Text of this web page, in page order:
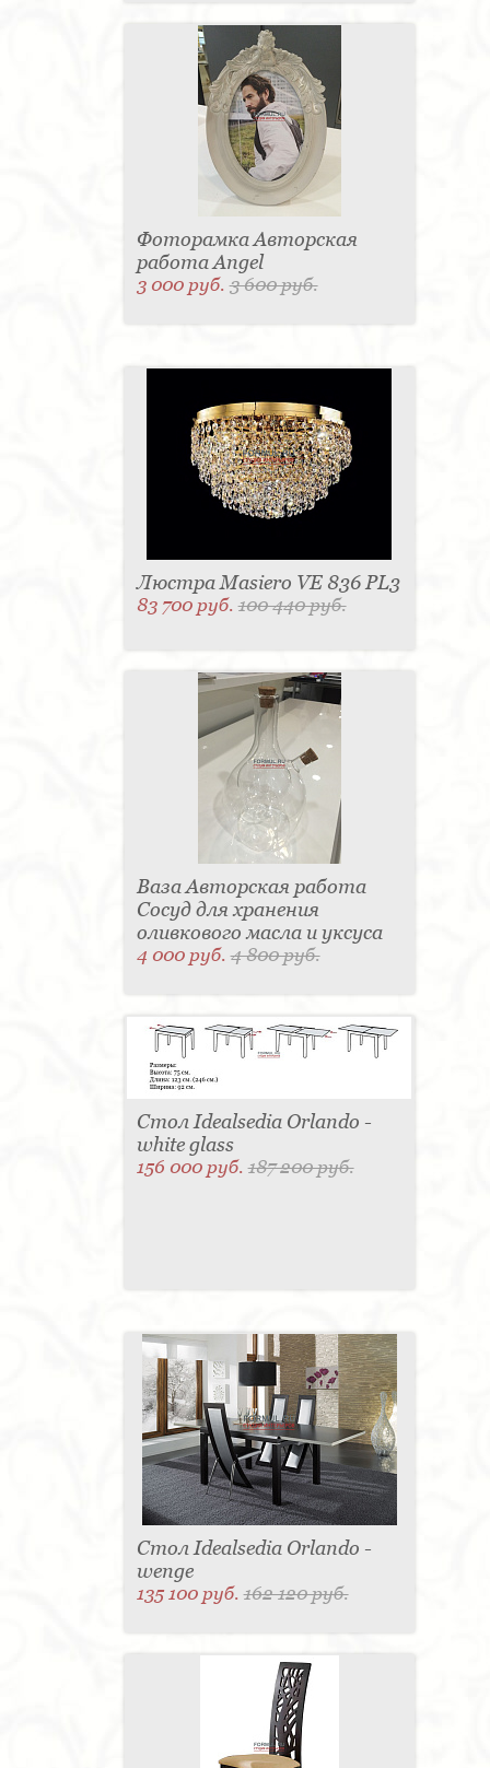
Фоторамка Авторская
работа Angel
3 000 руб.3 600 руб.
Люстра Masiero VE 836 PL3
83 700 руб.100 440 руб.
Ваза Авторская работа
Сосуд для хранения
оливкового масла и уксуса
4 000 руб.4 800 руб.
Стол Idealsedia Orlando -
white glass
156 000 руб.187 200 руб.
Стол Idealsedia Orlando -
wenge
135 100 руб.162 120 руб.